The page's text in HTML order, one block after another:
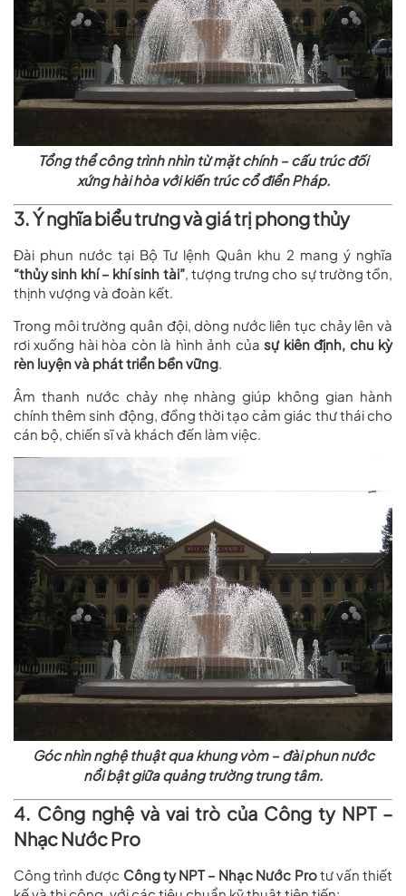
Tổng thể công trình nhìn từ mặt chính – cấu trúc đối
xứng hài hòa với kiến trúc cổ điển Pháp.
3. Ý nghĩa biểu trưng và giá trị phong thủy
Đài phun nước tại Bộ Tư lệnh Quân khu 2 mang ý nghĩa
“thủy sinh khí – khí sinh tài”, tượng trưng cho sự trường tồn,
thịnh vượng và đoàn kết.
Trong môi trường quân đội, dòng nước liên tục chảy lên và
rơi xuống hài hòa còn là hình ảnh củasự kiên định, chu kỳ
rèn luyện và phát triển bền vững
Âm thanh nước chảy nhẹ nhàng giúp không gian hành
chính thêm sinh động, đồng thời tạo cảm giác thư thái cho
cán bộ, chiến sĩ và khách đến làm việc.
Góc nhìn nghệ thuật qua khung vòm – đài phun nước
nổi bật giữa quảng trường trung tâm.
4. Công nghệ và vai trò của Công ty NPT –
Nhạc Nước Pro
Công trình được Công ty NPT – Nhạc Nước Protư vấn thiết